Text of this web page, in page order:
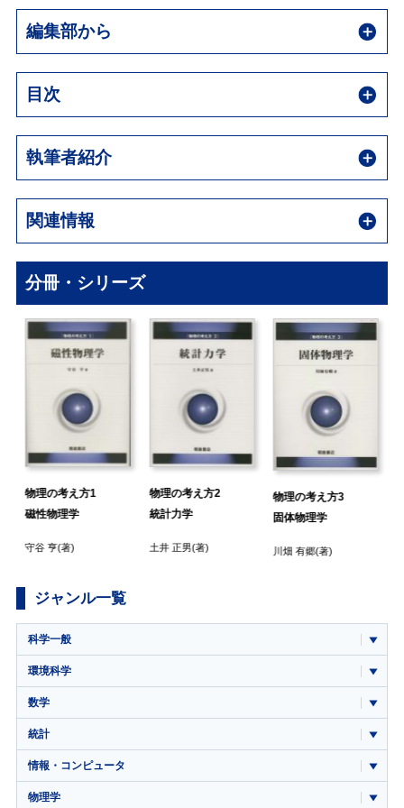
編集部から
目次
執筆者紹介
関連情報
分冊・シリーズ
物理の考え方1
磁性物理学
守谷 亨(著)
物理の考え方2
統計力学
土井 正男(著)
物理の考え方3
固体物理学
川畑 有郷(著)
ジャンル一覧
科学一般
環境科学
数学
統計
情報・コンピュータ
物理学